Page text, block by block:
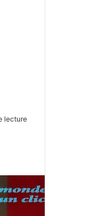
lecture